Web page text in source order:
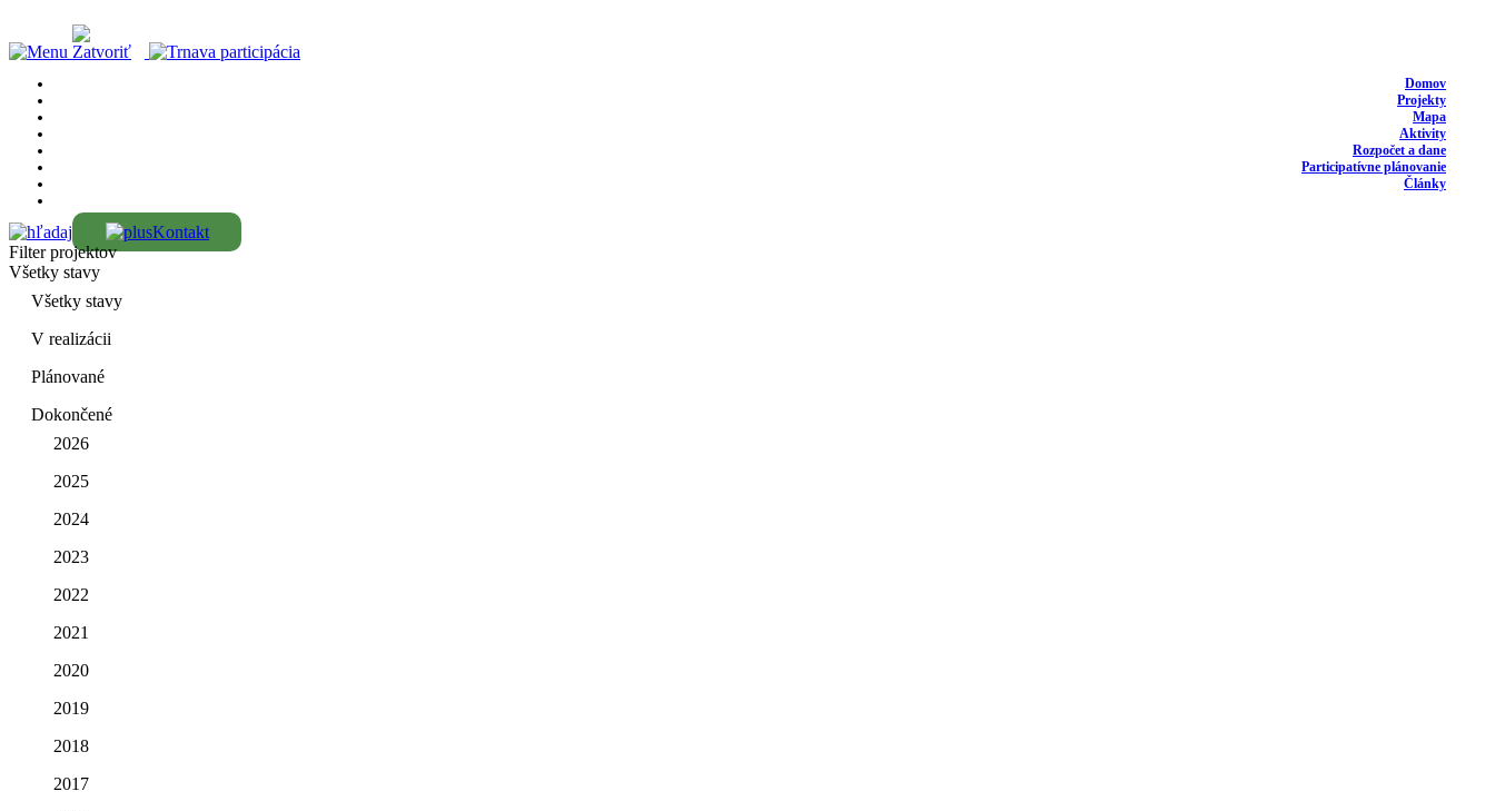
Domov
Projekty
Mapa
Aktivity
Rozpočet a dane
Participatívne plánovanie
Články
Kontakt
Filter projektov
Všetky stavy
Všetky stavy
V realizácii
Plánované
Dokončené
2026
2025
2024
2023
2022
2021
2020
2019
2018
2017